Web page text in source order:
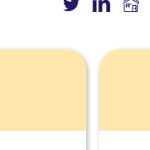
Lire